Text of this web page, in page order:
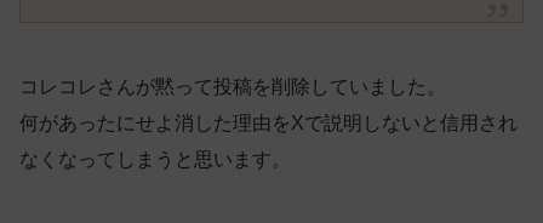
コレコレさんが黙って投稿を削除していました。
何があったにせよ消した理由をXで説明しないと信用され
なくなってしまうと思います。